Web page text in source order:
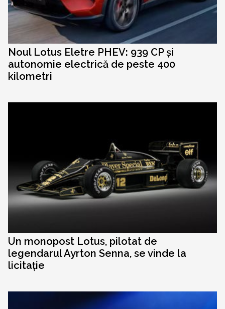
Noul Lotus Eletre PHEV: 939 CP și
autonomie electrică de peste 400
kilometri
Un monopost Lotus, pilotat de
legendarul Ayrton Senna, se vinde la
licitație